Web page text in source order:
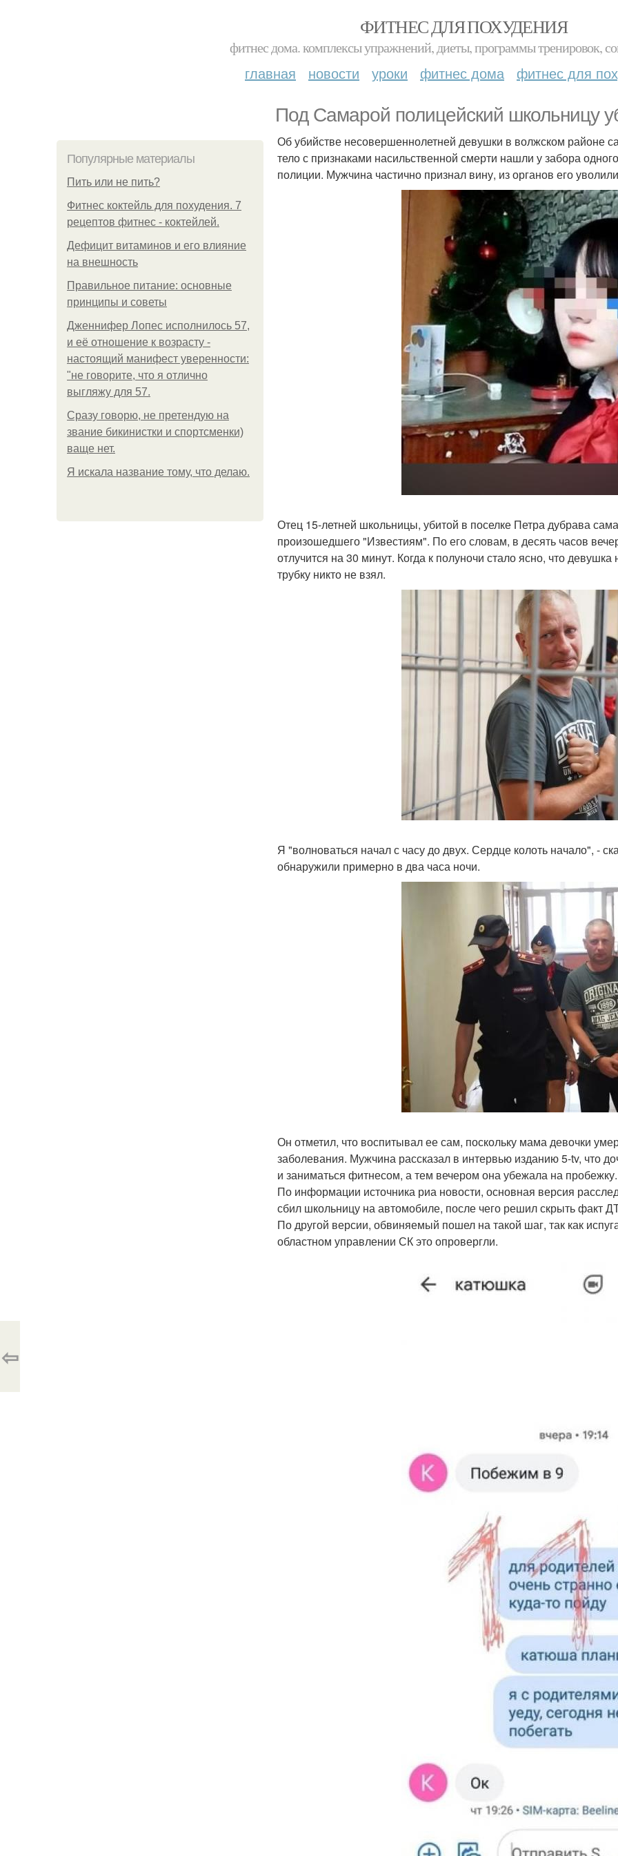
ФИТНЕС ДЛЯ ПОХУДЕНИЯ
фитнес дома. комплексы упражнений, диеты, программы тренировок,
главная новости уроки фитнес дома фитнес для
Под Самарой полицейский школьницу
Популярные материалы
Пить или не пить?
Фитнес коктейль для похудения. 7
рецептов фитнес - коктейлей.
Дефицит витаминов и его влияние
на внешность
Правильное питание: основные
принципы и советы
Дженнифер Лопес исполнилось 57,
и её отношение к возрасту -
настоящий манифест уверенности:
"не говорите, что я отлично
выгляжу для 57.
Сразу говорю, не претендую на
звание бикинистки и спортсменки)
ваще нет.
Я искала название тому, что делаю.
Об убийстве несовершеннолетней девушки в волжском районе
тело с признаками насильственной смерти нашли у забора
полиции. Мужчина частично признал вину, из органов его
Отец 15-летней школьницы, убитой в поселке Петра дубрава
произошедшего "Известиям". По его словам, в десять часов
отлучится на 30 минут. Когда к полуночи стало ясно, что
трубку никто не взял.
Я "волноваться начал с часу до двух. Сердце колоть начало", -
обнаружили примерно в два часа ночи.
Он отметил, что воспитывал ее сам, поскольку мама девочки
заболевания. Мужчина рассказал в интервью изданию 5-tv, что
и заниматься фитнесом, а тем вечером она убежала на пробежку.
По информации источника риа новости, основная версия
сбил школьницу на автомобиле, после чего решил скрыть факт
По другой версии, обвиняемый пошел на такой шаг, так как
областном управлении СК это опровергли.
⇦